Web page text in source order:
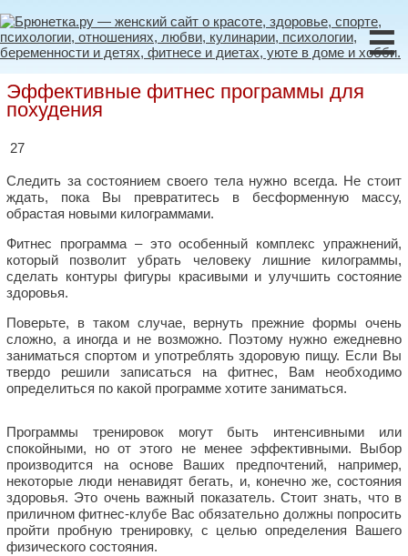
☰
Эффективные фитнес программы для
похудения
27
Следить за состоянием своего тела нужно всегда. Не стоит
ждать, пока Вы превратитесь в бесформенную массу,
обрастая новыми килограммами.
Фитнес программа – это особенный комплекс упражнений,
который позволит убрать человеку лишние килограммы,
сделать контуры фигуры красивыми и улучшить состояние
здоровья.
Поверьте, в таком случае, вернуть прежние формы очень
сложно, а иногда и не возможно. Поэтому нужно ежедневно
заниматься спортом и употреблять здоровую пищу. Если Вы
твердо решили записаться на фитнес, Вам необходимо
определиться по какой программе хотите заниматься.
Программы тренировок могут быть интенсивными или
спокойными, но от этого не менее эффективными. Выбор
производится на основе Ваших предпочтений, например,
некоторые люди ненавидят бегать, и, конечно же, состояния
здоровья. Это очень важный показатель. Стоит знать, что в
приличном фитнес-клубе Вас обязательно должны попросить
пройти пробную тренировку, с целью определения Вашего
физического состояния.